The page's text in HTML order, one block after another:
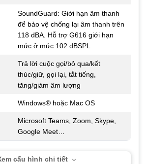
SoundGuard: Giới hạn âm thanh
để bảo vệ chống lại âm thanh trên
118 dBA. Hỗ trợ G616 giới hạn
mức ở mức 102 dBSPL
Trả lời cuộc gọi/bỏ qua/kết
thúc/giữ, gọi lại, tắt tiếng,
tăng/giảm âm lượng
Windows® hoặc Mac OS
Microsoft Teams, Zoom, Skype,
Google Meet…
cấu hình chi tiết